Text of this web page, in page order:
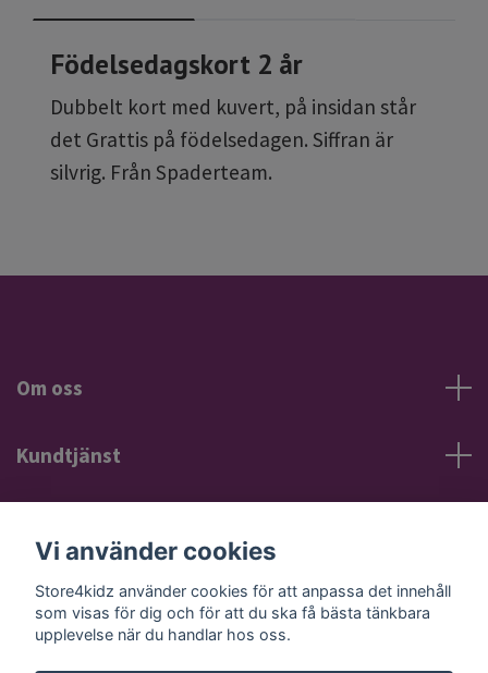
Födelsedagskort 2 år
Dubbelt kort med kuvert, på insidan står
det Grattis på födelsedagen. Siffran är
silvrig. Från Spaderteam.
Om oss
Kundtjänst
Sociala medier
Vi använder cookies
Store4kidz använder cookies för att anpassa det innehåll
som visas för dig och för att du ska få bästa tänkbara
upplevelse när du handlar hos oss.